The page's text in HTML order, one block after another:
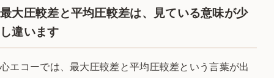
最大圧較差と平均圧較差は、見ている意味が少
し違います
心エコーでは、最大圧較差と平均圧較差という言葉が出